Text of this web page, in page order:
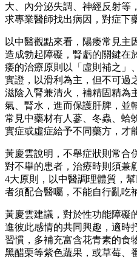
大、內分泌失調、神經反射等
求專業醫師找出病因，對症下
以中醫觀點來看，陽痿常見主
造成勃起障礙，腎虧的關鍵在
痿的治療原則以「虛則補之」
實證，以滑利為主，但不可過
滋陰入腎兼清火，補精固精為
氣、腎水，進而保護肝脾，並
常見中藥材有人蔘、冬蟲、蛤
實症或虛症給予不同藥方，才
黃慶雲說明，不舉症狀則常合
對不舉的患者，治療時則須兼
4大原則，以中醫調理體質，
者須配合醫囑，不能自行亂吃
黃慶雲建議，對於性功能障礙
進彼此感情的共同興趣，適時
習慣，多補充富含花青素的食
黑醋栗等紫色蔬果，或草莓、